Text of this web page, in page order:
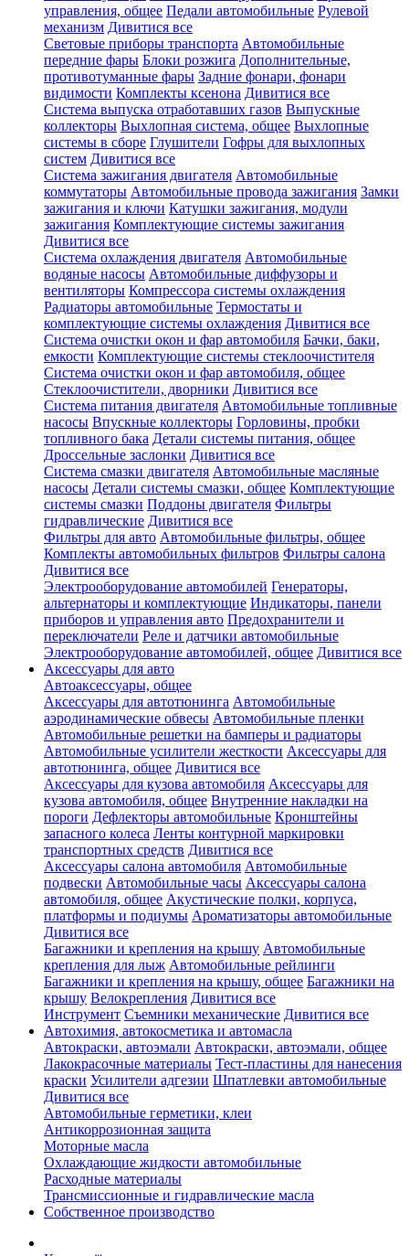
управления, общее Педали автомобильные Рулевой
механизм Дивитися все
Световые приборы транспорта Автомобильные
передние фары Блоки розжига Дополнительные,
противотуманные фары Задние фонари, фонари
видимости Комплекты ксенона Дивитися все
Система выпуска отработавших газов Выпускные
коллекторы Выхлопная система, общее Выхлопные
системы в сборе Глушители Гофры для выхлопных
систем Дивитися все
Система зажигания двигателя Автомобильные
коммутаторы Автомобильные провода зажигания Замки
зажигания и ключи Катушки зажигания, модули
зажигания Комплектующие системы зажигания
Дивитися все
Система охлаждения двигателя Автомобильные
водяные насосы Автомобильные диффузоры и
вентиляторы Компрессора системы охлаждения
Радиаторы автомобильные Термостаты и
комплектующие системы охлаждения Дивитися все
Система очистки окон и фар автомобиля Бачки, баки,
емкости Комплектующие системы стеклоочистителя
Система очистки окон и фар автомобиля, общее
Стеклоочистители, дворники Дивитися все
Система питания двигателя Автомобильные топливные
насосы Впускные коллекторы Горловины, пробки
топливного бака Детали системы питания, общее
Дроссельные заслонки Дивитися все
Система смазки двигателя Автомобильные масляные
насосы Детали системы смазки, общее Комплектующие
системы смазки Поддоны двигателя Фильтры
гидравлические Дивитися все
Фильтры для авто Автомобильные фильтры, общее
Комплекты автомобильных фильтров Фильтры салона
Дивитися все
Электрооборудование автомобилей Генераторы,
альтернаторы и комплектующие Индикаторы, панели
приборов и управления авто Предохранители и
переключатели Реле и датчики автомобильные
Электрооборудование автомобилей, общее Дивитися все
Аксессуары для авто
Автоаксессуары, общее
Аксессуары для автотюнинга Автомобильные
аэродинамические обвесы Автомобильные пленки
Автомобильные решетки на бамперы и радиаторы
Автомобильные усилители жесткости Аксессуары для
автотюнинга, общее Дивитися все
Аксессуары для кузова автомобиля Аксессуары для
кузова автомобиля, общее Внутренние накладки на
пороги Дефлекторы автомобильные Кронштейны
запасного колеса Ленты контурной маркировки
транспортных средств Дивитися все
Аксессуары салона автомобиля Автомобильные
подвески Автомобильные часы Аксессуары салона
автомобиля, общее Акустические полки, корпуса,
платформы и подиумы Ароматизаторы автомобильные
Дивитися все
Багажники и крепления на крышу Автомобильные
крепления для лыж Автомобильные рейлинги
Багажники и крепления на крышу, общее Багажники на
крышу Велокрепления Дивитися все
Инструмент Съемники механические Дивитися все
Автохимия, автокосметика и автомасла
Автокраски, автоэмали Автокраски, автоэмали, общее
Лакокрасочные материалы Тест-пластины для нанесения
краски Усилители адгезии Шпатлевки автомобильные
Дивитися все
Автомобильные герметики, клеи
Антикоррозионная защита
Моторные масла
Охлаждающие жидкости автомобильные
Расходные материалы
Трансмиссионные и гидравлические масла
Собственное производство